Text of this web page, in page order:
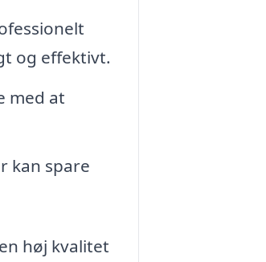
og effektivt.
med at
kan spare
høj kvalitet